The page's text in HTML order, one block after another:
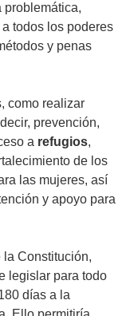
problemática,
todos los poderes
y penas
como realizar
prevención,
a refugios,
de los
las mujeres, así
y apoyo para
la Constitución,
legislar para todo
días a la